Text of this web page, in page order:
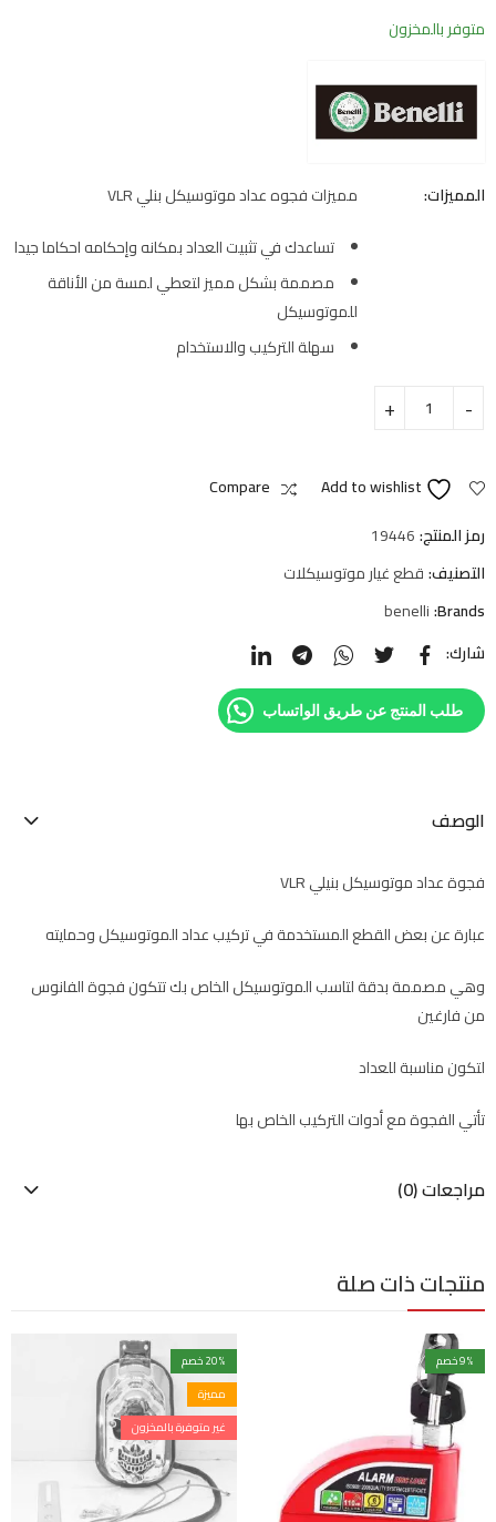
متوفر بالمخزون
المميزات:
مميزات فجوه عداد موتوسيكل بنلي VLR
تساعدك في تثبيت العداد بمكانه وإحكامه احكاما جيدا
مصممة بشكل مميز لتعطي لمسة من الأناقة
للموتوسيكل
سهلة التركيب والاستخدام
Add to wishlist
Compare
رمز المنتج:19446
التصنيف:قطع غيار موتوسيكلات
Brands:
benelli
شارك:
طلب المنتج عن طريق الواتساب
الوصف
فجوة عداد موتوسيكل بنيلي VLR
عبارة عن بعض القطع المستخدمة في تركيب عداد الموتوسيكل وحمايته
وهي مصممة بدقة لتاسب الموتوسيكل الخاص بك تتكون فجوة الفانوس
من فارغين
لتكون مناسبة للعداد
تأتي الفجوة مع أدوات التركيب الخاص بها
مراجعات (0)
منتجات ذات صلة
9% خصم 20% خصم
مميزة
غير متوفرة بالمخزون